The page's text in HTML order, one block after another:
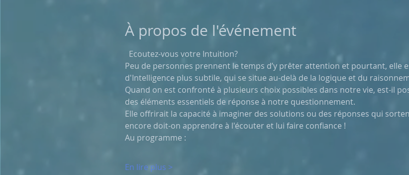
À propos de l'événement
Ecoutez-vous votre Intuition?
Peu de personnes prennent le temps d’y prêter attention et pourtant, elle
d'Intelligence plus subtile, qui se situe au-delà de la logique et du
Quand on est confronté à plusieurs choix possibles dans notre vie, est-il
des éléments essentiels de réponse à notre questionnement.
Elle offrirait la capacité à imaginer des solutions ou des réponses qui
encore doit-on apprendre à l'écouter et lui faire confiance !
Au programme :
En lire plus >